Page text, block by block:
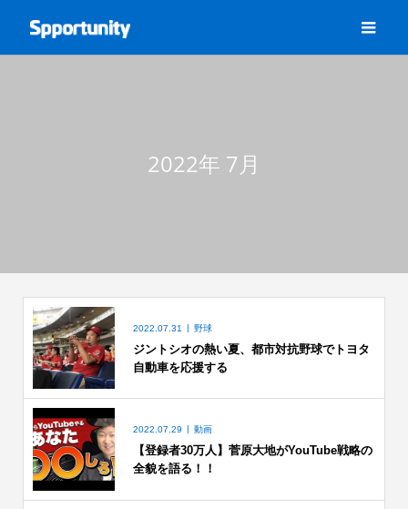
2022年 7月
2022.07.31 野球
ジントシオの熱い夏、都市対抗野球でトヨタ
自動車を応援する
2022.07.29 動画
【登録者30万人】菅原大地がYouTube戦略の
全貌を語る！！